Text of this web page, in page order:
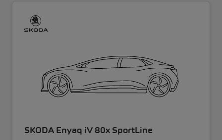
SKODA Enyaq iV 80x SportLine